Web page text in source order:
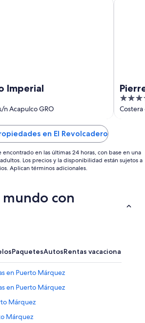
Imperial
n Acapulco GRO
4
out
Costera
en El Revolcadero
en las últimas 24 horas, con base en una
Los precios y la disponibilidad están sujetos a
Aplican términos adicionales.
mundo con
PaquetesAutosRentas vacacionales
en Puerto Márquez
en Puerto Márquez
Márquez
Márquez